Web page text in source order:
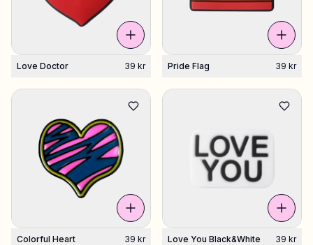
Love Doctor 39 kr Pride Flag 39 kr
Colorful Heart 39 kr Love You Black&White 39 kr